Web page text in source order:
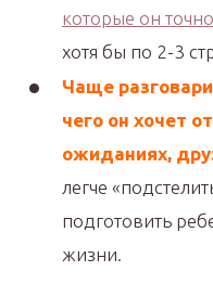
которые он
хотя бы по 2-3
Чаще
чего он хочет
ожиданиях,
легче
подготовить
жизни.